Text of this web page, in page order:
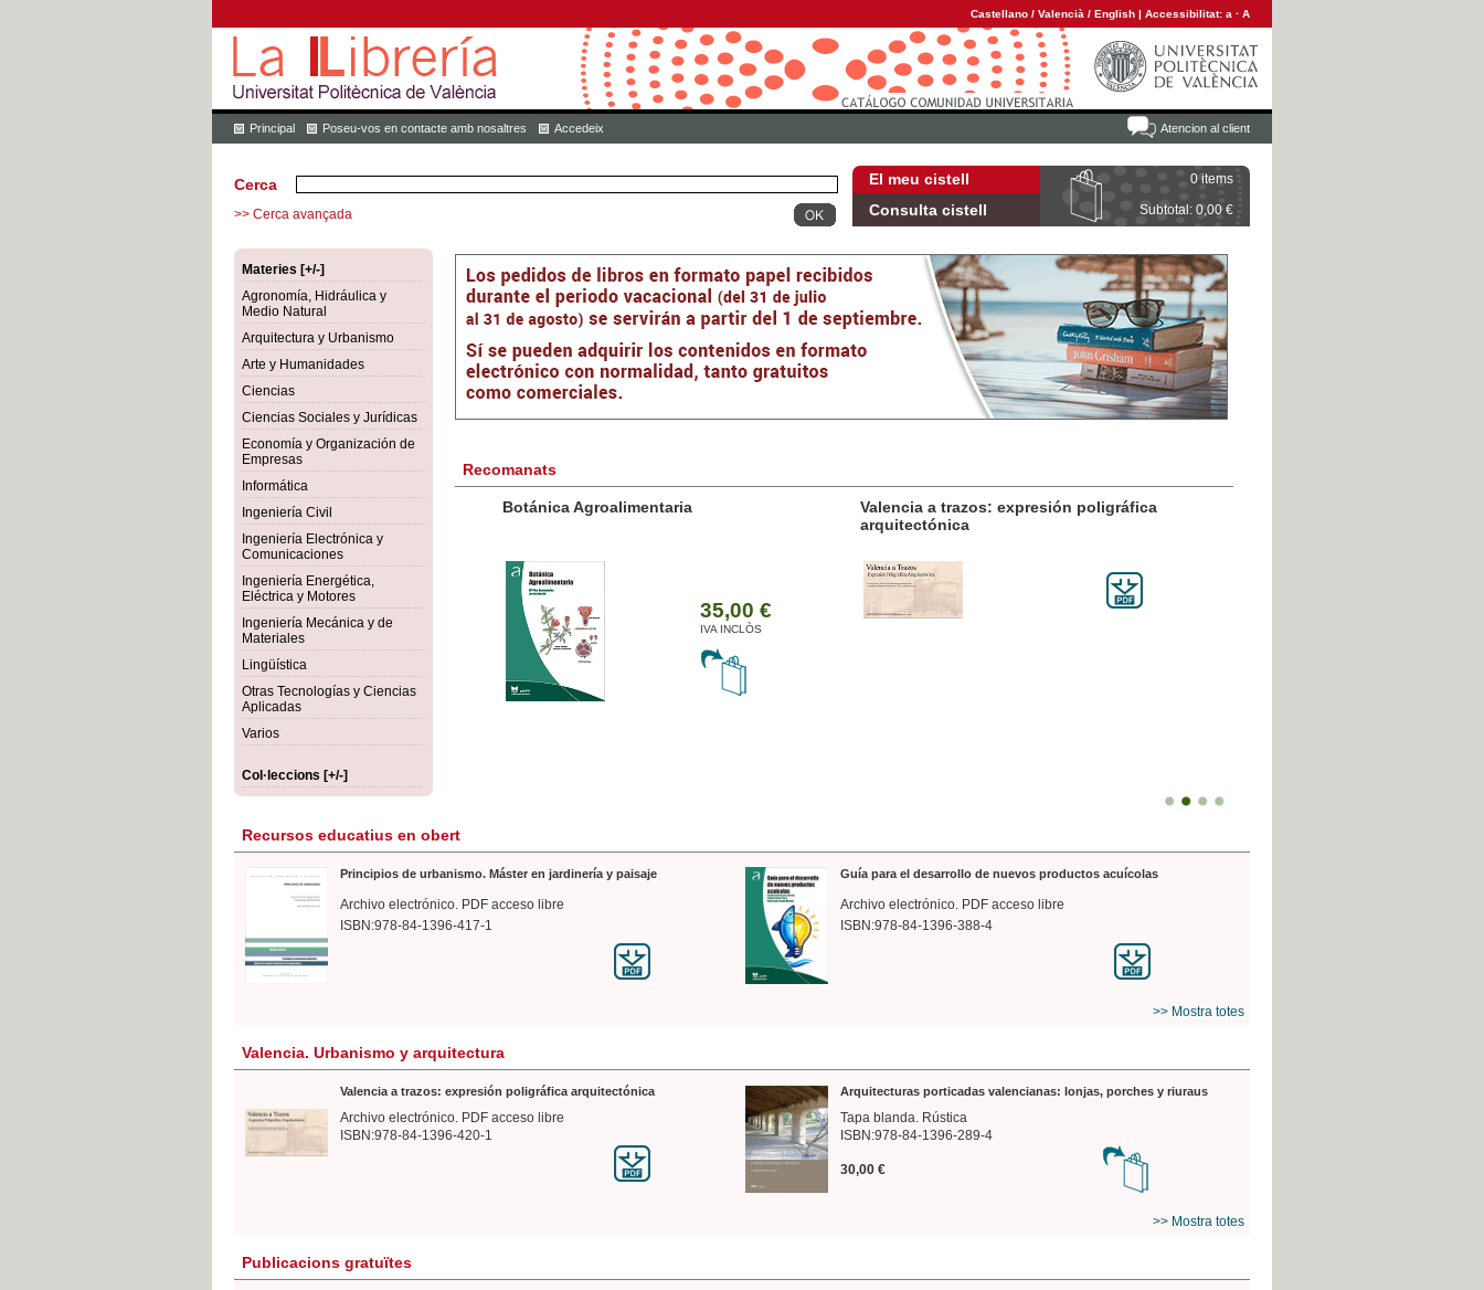
Castellano / Valencià / English | Accessibilitat: a · A
Atencion al client
Principal Poseu-vos en contacte amb nosaltres Accedeix
El meu cistell 0 items
Consulta cistell Subtotal: 0,00 €
Cerca
>> Cerca avançada
Materies [+/-]
Agronomía, Hidráulica y
Medio Natural
Arquitectura y Urbanismo
Arte y Humanidades
Ciencias
Ciencias Sociales y Jurídicas
Economía y Organización de
Empresas
Informática
Ingeniería Civil
Ingeniería Electrónica y
Comunicaciones
Ingeniería Energética,
Eléctrica y Motores
Ingeniería Mecánica y de
Materiales
Lingüística
Otras Tecnologías y Ciencias
Aplicadas
Varios
Col·leccions [+/-]
Recomanats
Botánica Agroalimentaria
35,00 €
IVA INCLÒS
Valencia a trazos: expresión poligráfica
arquitectónica
Recursos educatius en obert
Principios de urbanismo. Máster en jardinería y paisaje
Archivo electrónico. PDF acceso libre
ISBN:978-84-1396-417-1
Guía para el desarrollo de nuevos productos acuícolas
Archivo electrónico. PDF acceso libre
ISBN:978-84-1396-388-4
>> Mostra totes
Valencia. Urbanismo y arquitectura
Valencia a trazos: expresión poligráfica arquitectónica
Archivo electrónico. PDF acceso libre
ISBN:978-84-1396-420-1
Arquitecturas porticadas valencianas: lonjas, porches y riuraus
Tapa blanda. Rústica
ISBN:978-84-1396-289-4
30,00 €
>> Mostra totes
Publicacions gratuïtes